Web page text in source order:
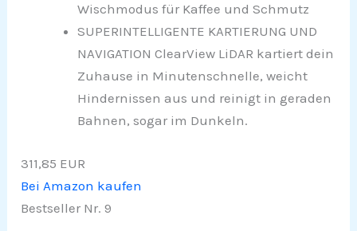
Wischmodus für Kaffee und Schmutz
SUPERINTELLIGENTE KARTIERUNG UND
NAVIGATION ClearView LiDAR kartiert dein
Zuhause in Minutenschnelle, weicht
Hindernissen aus und reinigt in geraden
Bahnen, sogar im Dunkeln.
311,85 EUR
Bei Amazon kaufen
Bestseller Nr. 9